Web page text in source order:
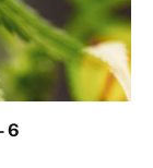
6